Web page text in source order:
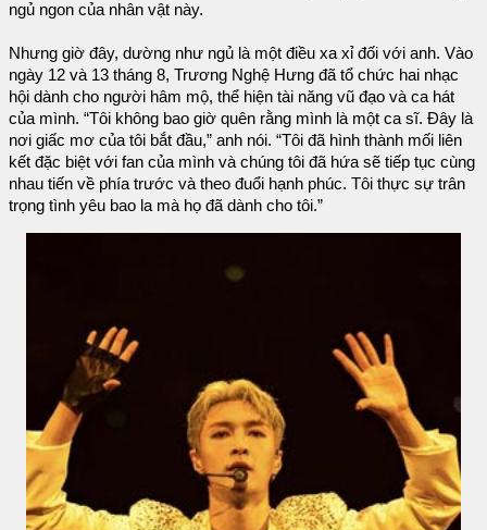
ngủ ngon của nhân vật này.
Nhưng giờ đây, dường như ngủ là một điều xa xỉ đối với anh. Vào
ngày 12 và 13 tháng 8, Trương Nghệ Hưng đã tổ chức hai nhạc
hội dành cho người hâm mộ, thể hiện tài năng vũ đạo và ca hát
của mình. “Tôi không bao giờ quên rằng mình là một ca sĩ. Đây là
nơi giấc mơ của tôi bắt đầu,” anh nói. “Tôi đã hình thành mối liên
kết đặc biệt với fan của mình và chúng tôi đã hứa sẽ tiếp tục cùng
nhau tiến về phía trước và theo đuổi hạnh phúc. Tôi thực sự trân
trọng tình yêu bao la mà họ đã dành cho tôi.”